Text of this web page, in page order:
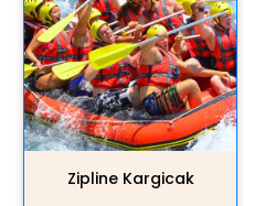
Zipline Kargicak